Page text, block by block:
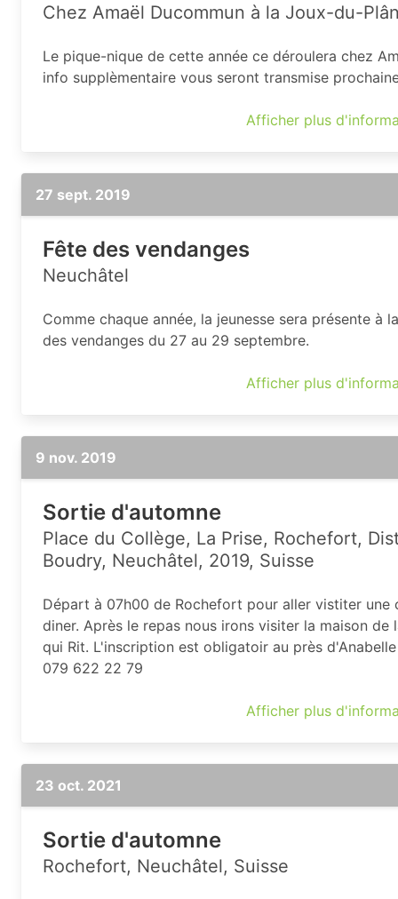
Chez Amaël Ducommun à la Joux-du-
Le pique-nique de cette année ce déroulera chez
info supplèmentaire vous seront transmise
Afficher plus
27 sept. 2019
Fête des vendanges
Neuchâtel
Comme chaque année, la jeunesse sera présente à
des vendanges du 27 au 29 septembre.
Afficher plus
9 nov. 2019
Sortie d'automne
Place du Collège, La Prise, Rochefort,
Boudry, Neuchâtel, 2019, Suisse
Départ à 07h00 de Rochefort pour aller vistiter une
diner. Après le repas nous irons visiter la maison de
qui Rit. L'inscription est obligatoir au près
079 622 22 79
Afficher plus
23 oct. 2021
Sortie d'automne
Rochefort, Neuchâtel, Suisse